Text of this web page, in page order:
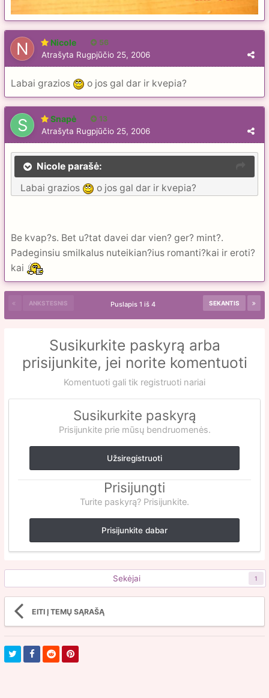
Nicole 56
Atrašyta Rugpjūčio 25, 2006
Labai grazios o jos gal dar ir kvepia?
Snapė 13
Atrašyta Rugpjūčio 25, 2006
Nicole parašė:
Labai grazios
o jos gal dar ir kvepia?
Be kvap?s. Bet u?tat davei dar vien? ger? mint?.
Padeginsiu smilkalus nuteikian?ius romanti?kai ir eroti?
kai
ANKSTESNIS SEKANTIS
Puslapis 1 iš 4
Susikurkite paskyrą arba
prisijunkite, jei norite komentuoti
Komentuoti gali tik registruoti nariai
Susikurkite paskyrą
Prisijunkite prie mūsų bendruomenės.
Užsiregistruoti
Prisijungti
Turite paskyrą? Prisijunkite.
Prisijunkite dabar
Sekėjai 1
EITI Į TEMŲ SĄRAŠĄ